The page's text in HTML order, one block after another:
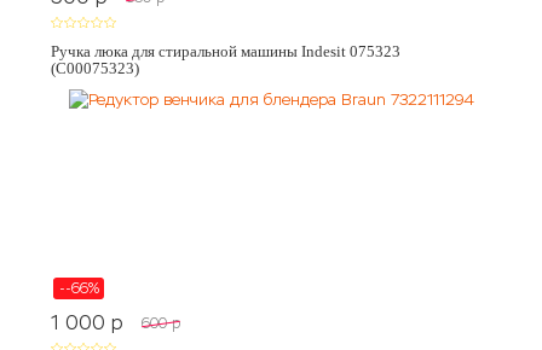
Ручка люка для стиральной машины Indesit 075323
(C00075323)
--66%
1 000 p 600 p